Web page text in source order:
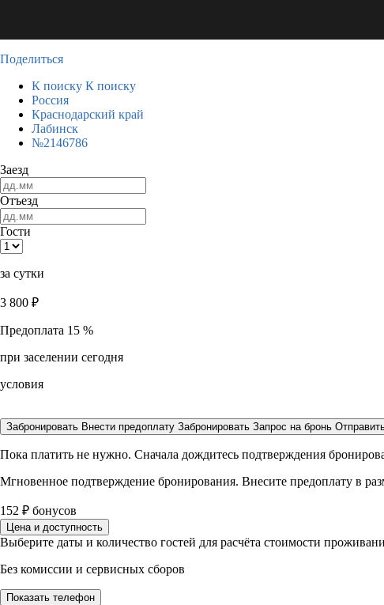
Поделиться
К поиску К поиску
Россия
Краснодарский край
Лабинск
№2146786
Заезд
Отъезд
Гости
за сутки
3 800 ₽
Предоплата 15 %
при заселении сегодня
условия
Забронировать Внести предоплату Забронировать Запрос на бронь
Пока платить не нужно. Сначала дождитесь подтверждения
Мгновенное подтверждение бронирования. Внесите предоплату в
152 ₽ бонусов
Цена и доступность
Выберите даты и количество гостей для расчёта стоимости
Без комиссии и сервисных сборов
Показать телефон